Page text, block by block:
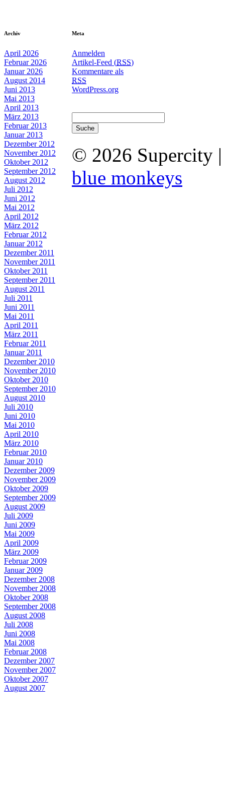
Archiv
April 2026
Februar 2026
Januar 2026
August 2014
Juni 2013
Mai 2013
April 2013
März 2013
Februar 2013
Januar 2013
Dezember 2012
November 2012
Oktober 2012
September 2012
August 2012
Juli 2012
Juni 2012
Mai 2012
April 2012
März 2012
Februar 2012
Januar 2012
Dezember 2011
November 2011
Oktober 2011
September 2011
August 2011
Juli 2011
Juni 2011
Mai 2011
April 2011
März 2011
Februar 2011
Januar 2011
Dezember 2010
November 2010
Oktober 2010
September 2010
August 2010
Juli 2010
Juni 2010
Mai 2010
April 2010
März 2010
Februar 2010
Januar 2010
Dezember 2009
November 2009
Oktober 2009
September 2009
August 2009
Juli 2009
Juni 2009
Mai 2009
April 2009
März 2009
Februar 2009
Januar 2009
Dezember 2008
November 2008
Oktober 2008
September 2008
August 2008
Juli 2008
Juni 2008
Mai 2008
Februar 2008
Dezember 2007
November 2007
Oktober 2007
August 2007
Meta
Anmelden
Artikel-Feed (RSS)
Kommentare als
RSS
WordPress.org
© 2026 Supercity
blue monkeys